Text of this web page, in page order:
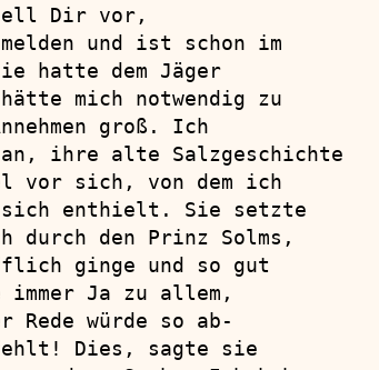
Dir vor,
und ist schon im
hatte dem Jäger
mich notwendig zu
groß. Ich
ihre alte Salzgeschichte
vor sich, von dem ich
sich enthielt. Sie setzte
den Prinz Solms,
ginge und so gut
Ja zu allem,
Rede würde so ab-
Dies, sagte sie